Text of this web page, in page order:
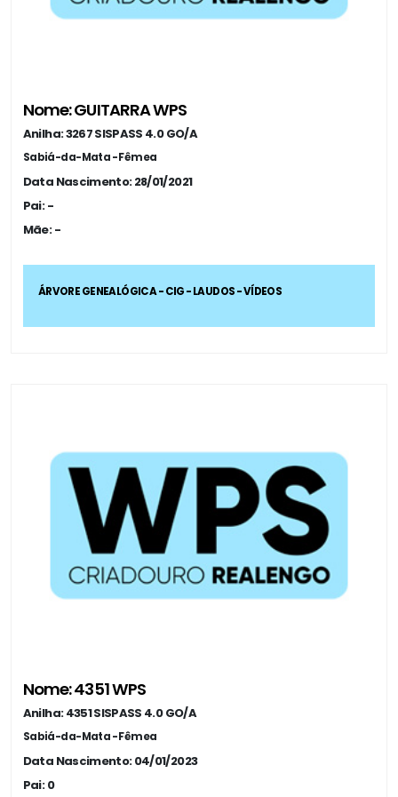
Nome: GUITARRA WPS
Anilha: 3267 SISPASS 4.0 GO/A
Sabiá-da-Mata - Fêmea
Data Nascimento: 28/01/2021
Pai: -
Mãe: -
ÁRVORE GENEALÓGICA - CIG - LAUDOS - VÍDEOS
Nome: 4351 WPS
Anilha: 4351 SISPASS 4.0 GO/A
Sabiá-da-Mata - Fêmea
Data Nascimento: 04/01/2023
Pai: 0